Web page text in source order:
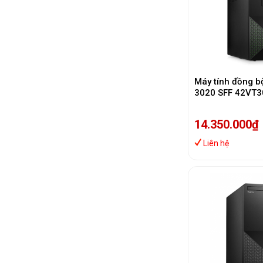
Máy tính đồng
3020 SFF
Win11/ 1Y)
14.350.000₫
Liên hệ